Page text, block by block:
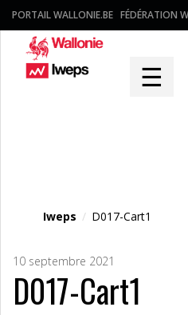
PORTAIL WALLONIE.BE FÉDÉRATION
☰
Iweps / D017-Cart1
10 septembre 2021
D017-Cart1